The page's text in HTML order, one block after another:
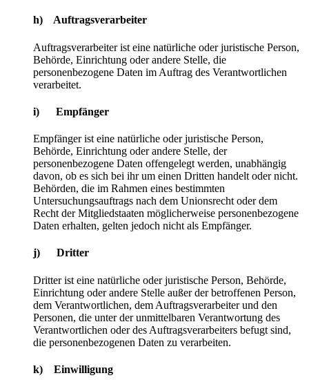
h) Auftragsverarbeiter
Auftragsverarbeiter ist eine natürliche oder juristische Person,
Behörde, Einrichtung oder andere Stelle, die
personenbezogene Daten im Auftrag des Verantwortlichen
verarbeitet.
i) Empfänger
Empfänger ist eine natürliche oder juristische Person,
Behörde, Einrichtung oder andere Stelle, der
personenbezogene Daten offengelegt werden, unabhängig
davon, ob es sich bei ihr um einen Dritten handelt oder nicht.
Behörden, die im Rahmen eines bestimmten
Untersuchungsauftrags nach dem Unionsrecht oder dem
Recht der Mitgliedstaaten möglicherweise personenbezogene
Daten erhalten, gelten jedoch nicht als Empfänger.
j) Dritter
Dritter ist eine natürliche oder juristische Person, Behörde,
Einrichtung oder andere Stelle außer der betroffenen Person,
dem Verantwortlichen, dem Auftragsverarbeiter und den
Personen, die unter der unmittelbaren Verantwortung des
Verantwortlichen oder des Auftragsverarbeiters befugt sind,
die personenbezogenen Daten zu verarbeiten.
k) Einwilligung